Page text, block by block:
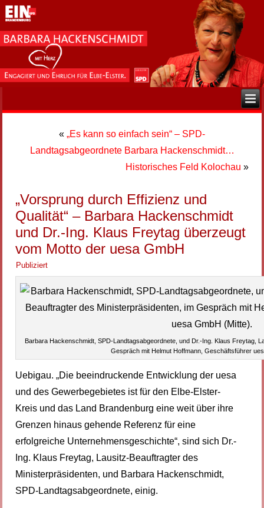
« „Es kann so einfach sein“ – SPD-
Landtagsabgeordnete Barbara Hackenschmidt…
Historisches Feld Kolochau »
„Vorsprung durch Effizienz und
Qualität“ – Barbara Hackenschmidt
und Dr.-Ing. Klaus Freytag überzeugt
vom Motto der uesa GmbH
Publiziert
Barbara Hackenschmidt, SPD-Landtagsabgeordnete, und Dr.-Ing. Klaus Freytag,
Gespräch mit Helmut Hoffmann, Geschäftsführer
Uebigau. „Die beeindruckende Entwicklung der uesa
und des Gewerbegebietes ist für den Elbe-Elster-
Kreis und das Land Brandenburg eine weit über ihre
Grenzen hinaus gehende Referenz für eine
erfolgreiche Unternehmensgeschichte“, sind sich Dr.-
Ing. Klaus Freytag, Lausitz-Beauftragter des
Ministerpräsidenten, und Barbara Hackenschmidt,
SPD-Landtagsabgeordnete, einig.